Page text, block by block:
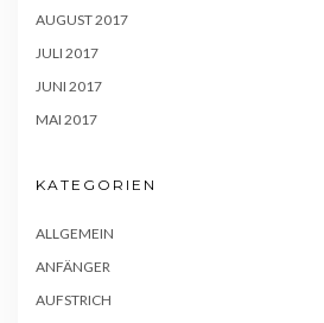
AUGUST 2017
JULI 2017
JUNI 2017
MAI 2017
KATEGORIEN
ALLGEMEIN
ANFÄNGER
AUFSTRICH